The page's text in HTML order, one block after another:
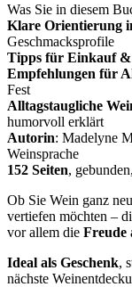
Was Sie in diesem
Klare Orientierung
Geschmacksprofile
Tipps für Einkauf
Empfehlungen für
Fest
Alltagstaugliche
humorvoll erklärt
Autorin: Madelyne
Weinsprache
152 Seiten,
Ob Sie Wein ganz
vertiefen möchten –
vor allem die Freude
Ideal als Geschenk,
nächste